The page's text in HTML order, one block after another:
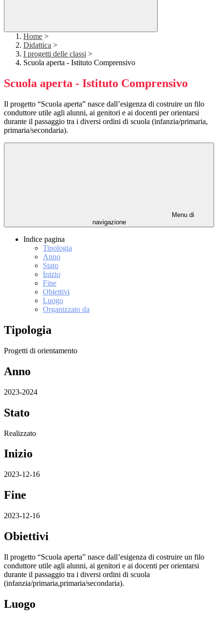
Home >
Didattica >
I progetti delle classi >
Scuola aperta - Istituto Comprensivo
Scuola aperta - Istituto Comprensivo
Il progetto “Scuola aperta” nasce dall’esigenza di costruire un filo
conduttore utile agli alunni, ai genitori e ai docenti per orientarsi
durante il passaggio tra i diversi ordini di scuola (infanzia/primaria,
primaria/secondaria).
Menu di
navigazione
Indice pagina
Tipologia
Anno
Stato
Inizio
Fine
Obiettivi
Luogo
Organizzato da
Tipologia
Progetti di orientamento
Anno
2023-2024
Stato
Realizzato
Inizio
2023-12-16
Fine
2023-12-16
Obiettivi
Il progetto “Scuola aperta” nasce dall’esigenza di costruire un filo
conduttore utile agli alunni, ai genitori e ai docenti per orientarsi
durante il passaggio tra i diversi ordini di scuola
(infanzia/primaria,primaria/secondaria).
Luogo